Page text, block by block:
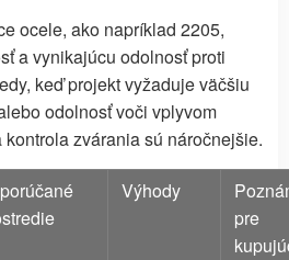
ocele, ako napríklad 2205,
a vynikajúcu odolnosť proti
keď projekt vyžaduje väčšiu
odolnosť voči vplyvom
zvárania sú náročnejšie.
Výhody
pre